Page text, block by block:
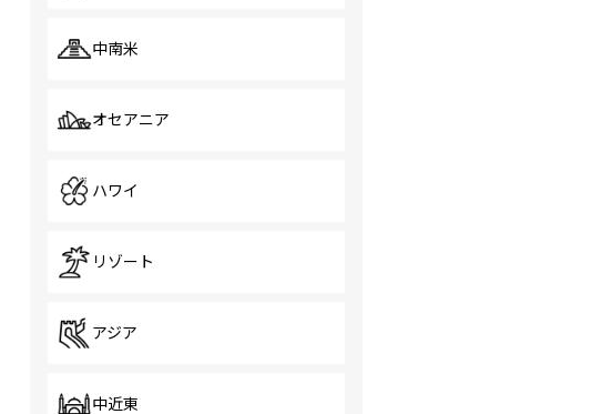
中南米
オセアニア
ハワイ
リゾート
アジア
中近東